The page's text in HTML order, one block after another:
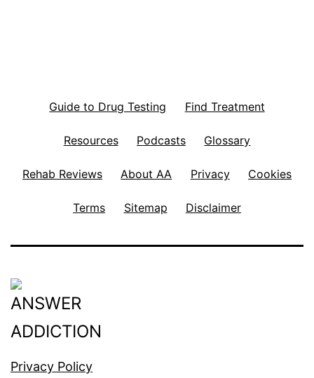
Guide to Drug Testing Find Treatment
Resources Podcasts Glossary
Rehab Reviews About AA Privacy Cookies
Terms Sitemap Disclaimer
Privacy Policy